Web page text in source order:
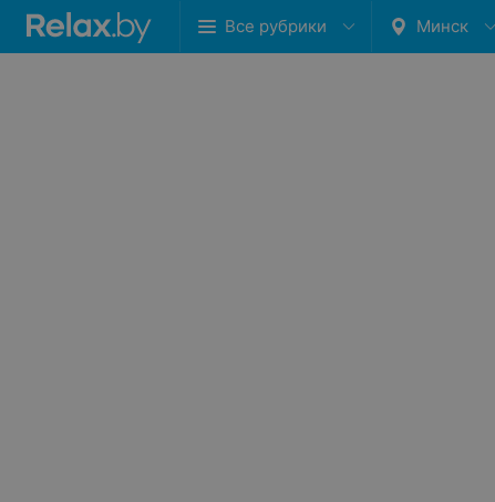
Все рубрики Минск